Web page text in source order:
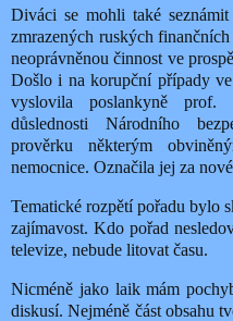
Diváci se mohli také
zmrazených ruských
neoprávněnou činnost ve
Došlo i na korupční případy
vyslovila poslankyně prof.
důslednosti Národního
prověrku některým
nemocnice. Označila jej za
Tematické rozpětí pořadu bylo
zajímavost. Kdo pořad
televize, nebude litovat času.
Nicméně jako laik mám
diskusí. Nejméně část obsahu